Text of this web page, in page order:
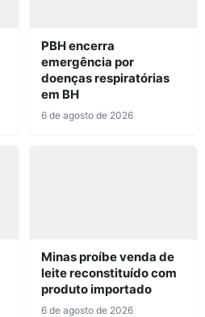
PBH encerra
emergência por
doenças respiratórias
em BH
6 de agosto de 2026
Minas proíbe venda de
leite reconstituído com
produto importado
6 de agosto de 2026